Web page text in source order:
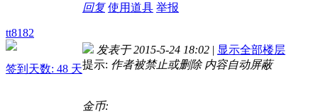
回复 使用道具 举报
tt8182
签到天数: 48 天
发表于 2015-5-24 18:02 | 显示全部楼层
提示: 作者被禁止或删除 内容自动屏蔽
金币: